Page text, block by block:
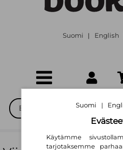
Suomi | English
Suomi |
Käytämme
tarjotaksemme